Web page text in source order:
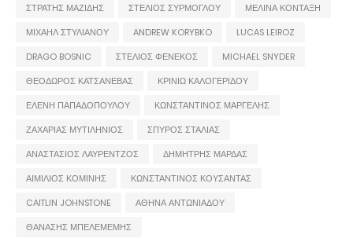
ΣΤΡΑΤΗΣ ΜΑΖΙΔΗΣ ΣΤΕΛΙΟΣ ΣΥΡΜΟΓΛΟΥ
ΜΕΛΙΝΑ ΚΟΝΤΑΞΗ
ΜΙΧΑΗΛ ΣΤΥΛΙΑΝΟΥ
ANDREW KORYBKO
LUCAS LEIROZ
DRAGO BOSNIC
ΣΤΕΛΙΟΣ ΦΕΝΕΚΟΣ
MICHAEL SNYDER
ΘΕΟΔΩΡΟΣ ΚΑΤΣΑΝΕΒΑΣ
ΚΡΙΝΙΩ ΚΑΛΟΓΕΡΙΔΟΥ
ΕΛΕΝΗ ΠΑΠΑΔΟΠΟΥΛΟΥ
ΚΩΝΣΤΑΝΤΙΝΟΣ ΜΑΡΓΕΛΗΣ
ΖΑΧΑΡΙΑΣ ΜΥΤΙΛΗΝΙΟΣ
ΣΠΥΡΟΣ ΣΤΑΛΙΑΣ
ΑΝΑΣΤΑΣΙΟΣ ΛΑΥΡΕΝΤΖΟΣ
ΔΗΜΗΤΡΗΣ ΜΑΡΔΑΣ
ΑΙΜΙΛΙΟΣ ΚΟΜΙΝΗΣ
ΚΩΝΣΤΑΝΤΙΝΟΣ ΚΟΥΣΑΝΤΑΣ
CAITLIN JOHNSTONE
ΑΘΗΝΑ ΑΝΤΩΝΙΑΔΟΥ
ΘΑΝΑΣΗΣ ΜΠΕΛΕΜΕΜΗΣ